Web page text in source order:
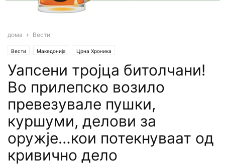
дома Вести
Вести Македонија Црна Хроника
Уапсени тројца битолчани!
Во прилепско возило
превезувале пушки,
куршуми, делови за
оружје…кои потекнуваат од
кривично дело